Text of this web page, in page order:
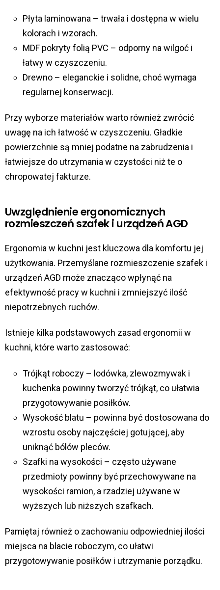
Płyta laminowana – trwała i dostępna w wielu
kolorach i wzorach.
MDF pokryty folią PVC – odporny na wilgoć i
łatwy w czyszczeniu.
Drewno – eleganckie i solidne, choć wymaga
regularnej konserwacji.
Przy wyborze materiałów warto również zwrócić
uwagę na ich łatwość w czyszczeniu. Gładkie
powierzchnie są mniej podatne na zabrudzenia i
łatwiejsze do utrzymania w czystości niż te o
chropowatej fakturze.
Uwzględnienie ergonomicznych
rozmieszczeń szafek i urządzeń AGD
Ergonomia w kuchni jest kluczowa dla komfortu jej
użytkowania. Przemyślane rozmieszczenie szafek i
urządzeń AGD może znacząco wpłynąć na
efektywność pracy w kuchni i zmniejszyć ilość
niepotrzebnych ruchów.
Istnieje kilka podstawowych zasad ergonomii w
kuchni, które warto zastosować:
Trójkąt roboczy – lodówka, zlewozmywak i
kuchenka powinny tworzyć trójkąt, co ułatwia
przygotowywanie posiłków.
Wysokość blatu – powinna być dostosowana do
wzrostu osoby najczęściej gotującej, aby
uniknąć bólów pleców.
Szafki na wysokości – często używane
przedmioty powinny być przechowywane na
wysokości ramion, a rzadziej używane w
wyższych lub niższych szafkach.
Pamiętaj również o zachowaniu odpowiedniej ilości
miejsca na blacie roboczym, co ułatwi
przygotowywanie posiłków i utrzymanie porządku.